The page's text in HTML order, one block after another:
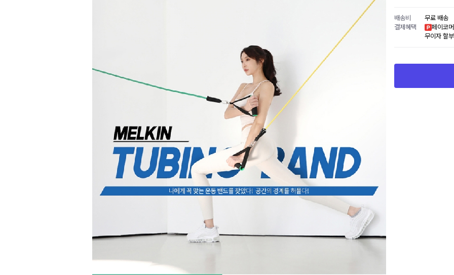
배송비
무료 배송
결제혜택
페이코
무이자 할